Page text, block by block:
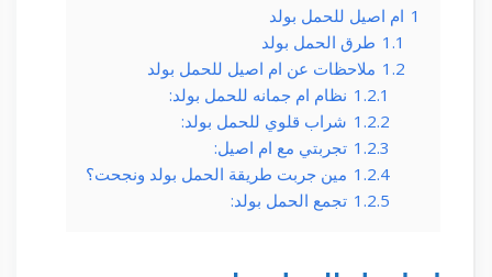
1 ام اصيل للحمل بولد
1.1 طرق الحمل بولد
1.2 ملاحظات عن ام اصيل للحمل بولد
1.2.1 نظام ام جمانه للحمل بولد:
1.2.2 شراب قلوي للحمل بولد:
1.2.3 تجربتي مع ام اصيل:
1.2.4 مين جربت طريقة الحمل بولد ونجحت؟
1.2.5 تجمع الحمل بولد: